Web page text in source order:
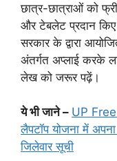
छात्र-छात्राओं को
और टेबलेट प्रदान किए
सरकार के द्वारा
अंतर्गत अप्लाई करके
लेख को जरूर पढ़ें।
ये भी जाने – UP
लैपटॉप योजना में
जिलेवार सूची